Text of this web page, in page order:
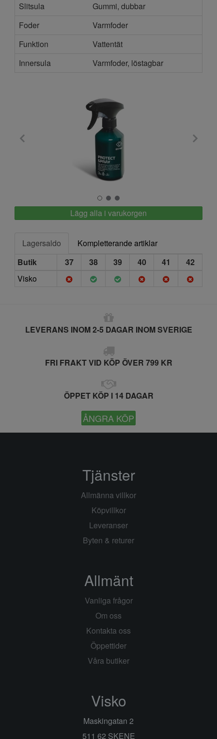
Slitsula
Gummi, dubbar
Foder
Varmfoder
Funktion
Vattentät
Innersula
Varmfoder, löstagbar
Expro
Lägg alla i varukorgen
Lagersaldo
Kompletterande artiklar
Butik
37 38 39 40 41
42
Visko
LEVERANS INOM 2-5 DAGAR INOM SVERIGE
FRI FRAKT VID KÖP ÖVER 799 KR
ÖPPET KÖP I 14 DAGAR
ÅNGRA KÖP
Tjänster
Allmänna villkor
Köpvillkor
Leveranser
Byten & returer
Allmänt
Vanliga frågor
Om oss
Kontakta oss
Öppettider
Våra butiker
Visko
Maskingatan 2
511 62 SKENE